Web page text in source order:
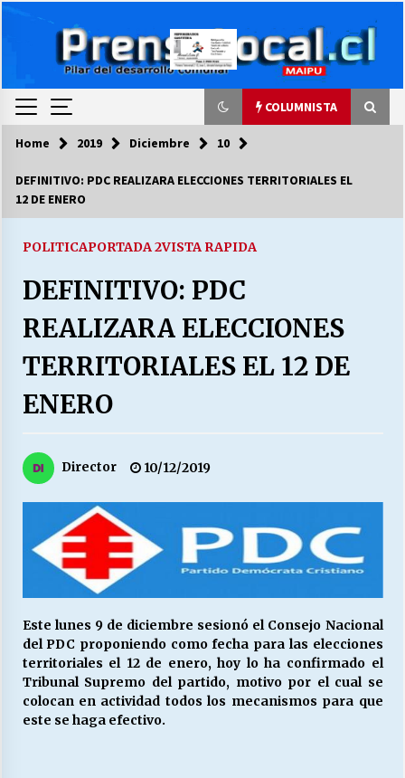
COLUMNISTA
COLUMNISTA
03/08/2026
LA DC POR SIEMPRE.RECORDANDO 69 AÑOS DE
28/07/2026
“ORGULLOSOS DE SER DC” SALUDA EL
LABORAL:
Escuela hospitalaria El Carmen de Maipu.
25/06/2026
¿Qué habrían dicho?
23/06/2026
VOLVER A SER ALTERNATIVA
16/06/2026
Home 2019 Diciembre 10
DEFINITIVO: PDC REALIZARA ELECCIONES TERRITORIALES EL
12 DE ENERO
POLITICAPORTADA 2VISTA RAPIDA
DEFINITIVO: PDC
REALIZARA ELECCIONES
TERRITORIALES EL 12 DE
ENERO
Director 10/12/2019
Este lunes 9 de diciembre sesionó el Consejo Nacional
del PDC proponiendo como fecha para las elecciones
territoriales el 12 de enero, hoy lo ha confirmado el
Tribunal Supremo del partido, motivo por el cual se
colocan en actividad todos los mecanismos para que
este se haga efectivo.